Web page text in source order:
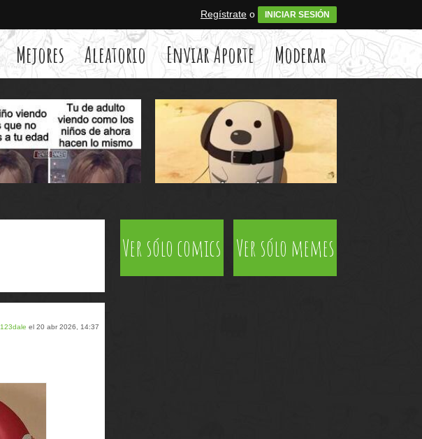
Regístrate o INICIAR SESIÓN
Mejores Aleatorio Enviar Aporte Moderar
123dale el 20 abr 2026, 14:37
Ver sólo comics Ver sólo memes